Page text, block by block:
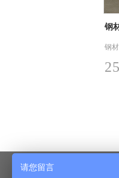
件现场装卸、堆放和储存要求
请您留言